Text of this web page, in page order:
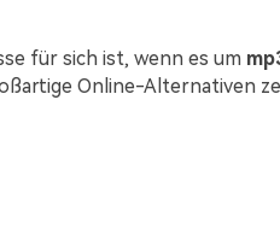
für sich ist, wenn es um
Online-Alternativen